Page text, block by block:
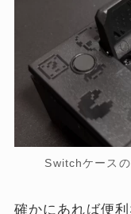
Switchケース
確かにあれば便